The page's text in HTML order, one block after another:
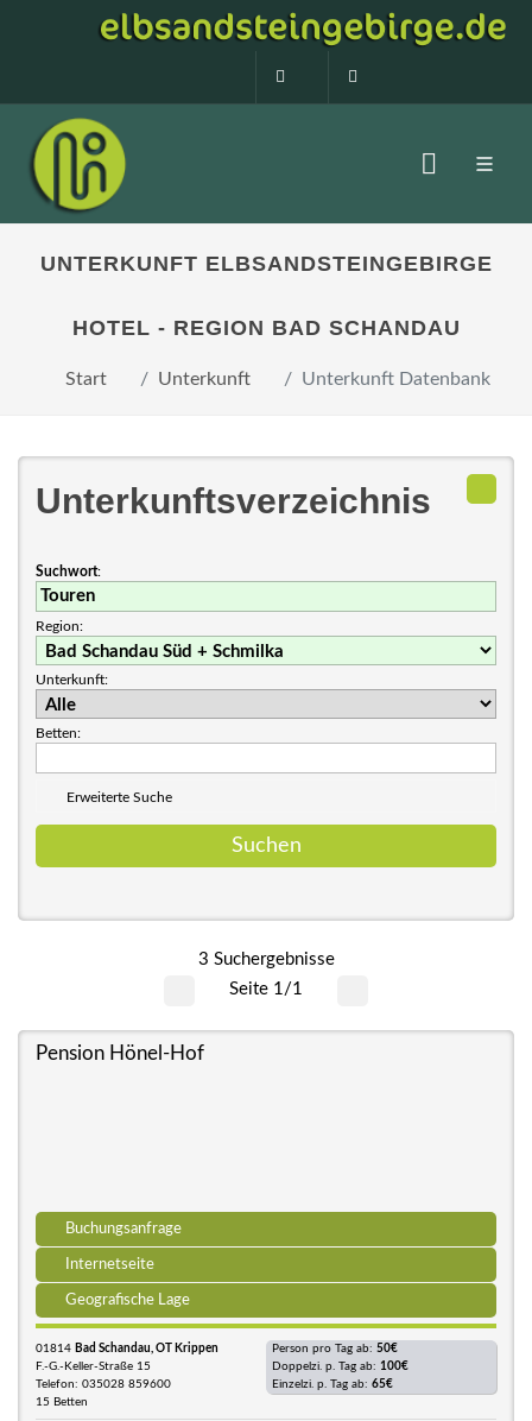
0160 99873408
UNTERKUNFT ELBSANDSTEINGEBIRGE
HOTEL - REGION BAD SCHANDAU
Start Unterkunft Unterkunft Datenbank
Unterkunftsverzeichnis
Suchwort:
Region:
Unterkunft:
Betten:
Erweiterte Suche
3 Suchergebnisse
Seite 1/1
Pension Hönel-Hof
Buchungsanfrage
Internetseite
Geografische Lage
01814 Bad Schandau, OT Krippen
F.-G.-Keller-Straße 15
Telefon: 035028 859600
15 Betten
Person pro Tag ab: 50€
Doppelzi. p. Tag ab: 100€
Einzelzi. p. Tag ab: 65€